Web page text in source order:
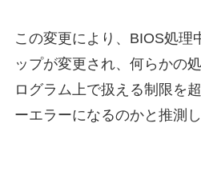
この変更により、BIOS処理
ップが変更され、何らかの
ログラム上で扱える制限を
ーエラーになるのかと推測し